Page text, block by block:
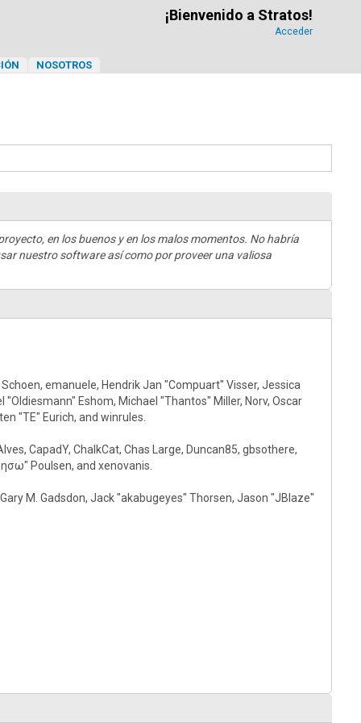
¡Bienvenido a Stratos!
Acceder
NOSOTROS
en los buenos y en los malos momentos. No habría
nuestro software así como por proveer una valiosa
emanuele, Hendrik Jan "Compuart" Visser, Jessica
Eshom, Michael "Thantos" Miller, Norv, Oscar
"TE" Eurich, and winrules.
CapadY, ChalkCat, Chas Large, Duncan85, gbsothere,
Poulsen, and xenovanis.
M. Gadsdon, Jack "akabugeyes" Thorsen, Jason "JBlaze"